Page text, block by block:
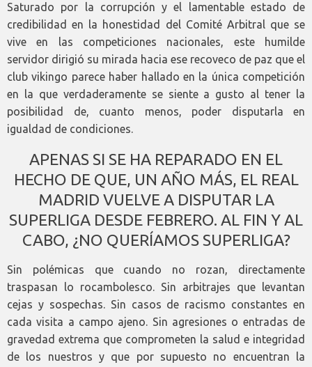
Saturado por la corrupción y el lamentable estado de
credibilidad en la honestidad del Comité Arbitral que se
vive en las competiciones nacionales, este humilde
servidor dirigió su mirada hacia ese recoveco de paz que el
club vikingo parece haber hallado en la única competición
en la que verdaderamente se siente a gusto al tener la
posibilidad de, cuanto menos, poder disputarla en
igualdad de condiciones.
APENAS SI SE HA REPARADO EN EL
HECHO DE QUE, UN AÑO MÁS, EL REAL
MADRID VUELVE A DISPUTAR LA
SUPERLIGA DESDE FEBRERO. AL FIN Y AL
CABO, ¿NO QUERÍAMOS SUPERLIGA?
Sin polémicas que cuando no rozan, directamente
traspasan lo rocambolesco. Sin arbitrajes que levantan
cejas y sospechas. Sin casos de racismo constantes en
cada visita a campo ajeno. Sin agresiones o entradas de
gravedad extrema que comprometen la salud e integridad
de los nuestros y que por supuesto no encuentran la